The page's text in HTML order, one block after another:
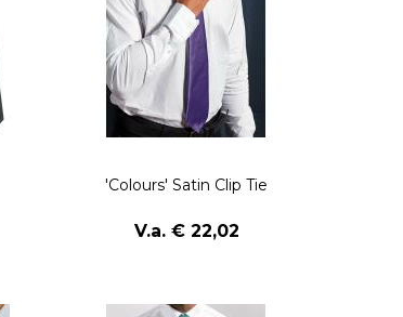
'Colours' Satin Clip Tie
V.a. € 22,02